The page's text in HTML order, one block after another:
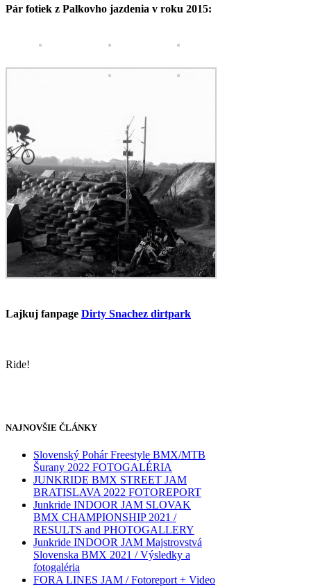
Pár fotiek z Palkovho jazdenia v roku 2015:
Lajkuj fanpage Dirty Snachez dirtpark
Ride!
NAJNOVŠIE ČLÁNKY
Slovenský Pohár Freestyle BMX/MTB
Šurany 2022 FOTOGALÉRIA
JUNKRIDE BMX STREET JAM
BRATISLAVA 2022 FOTOREPORT
Junkride INDOOR JAM SLOVAK
BMX CHAMPIONSHIP 2021 /
RESULTS and PHOTOGALLERY
Junkride INDOOR JAM Majstrovstvá
Slovenska BMX 2021 / Výsledky a
fotogaléria
FORA LINES JAM / Fotoreport + Video